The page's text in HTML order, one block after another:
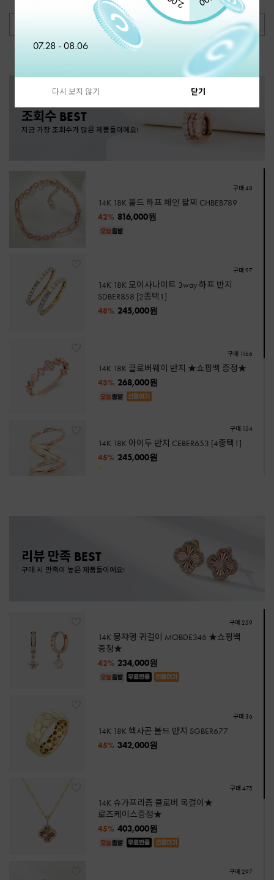
더보기
조회수 BEST
지금 가장 조회수가 많은 제품들이에요!
구매 48
14K 18K 볼드 하프 체인 팔찌 CHBEB789
42% 816,000원
구매 97
14K 18K 모이사나이트 3way 하프 반지
SDBER858 [2종택1]
48% 245,000원
구매 1166
14K 18K 클로버웨이 반지 ★쇼핑백 증정★
43% 268,000원
구매 154
14K 18K 아이두 반지 CEBER653 [4종택1]
45% 245,000원
?
14K 18K 샤샤 팔찌 JPBDB477 [2종택1]
45% 281,000원
리뷰 만족 BEST
구매 시 만족이 높은 제품들이에요!
구매 259
14K 몽쟈뎅 귀걸이 MOBDE346 ★쇼핑백
증정★
42% 234,000원
구매 36
14K 18K 헥사곤 볼드 반지 SGBER677
45% 342,000원
구매 475
14K 슈가프리즘 클로버 목걸이★
로즈케이스증정★
45% 403,000원
구매 297
다시 보지 않기 닫기